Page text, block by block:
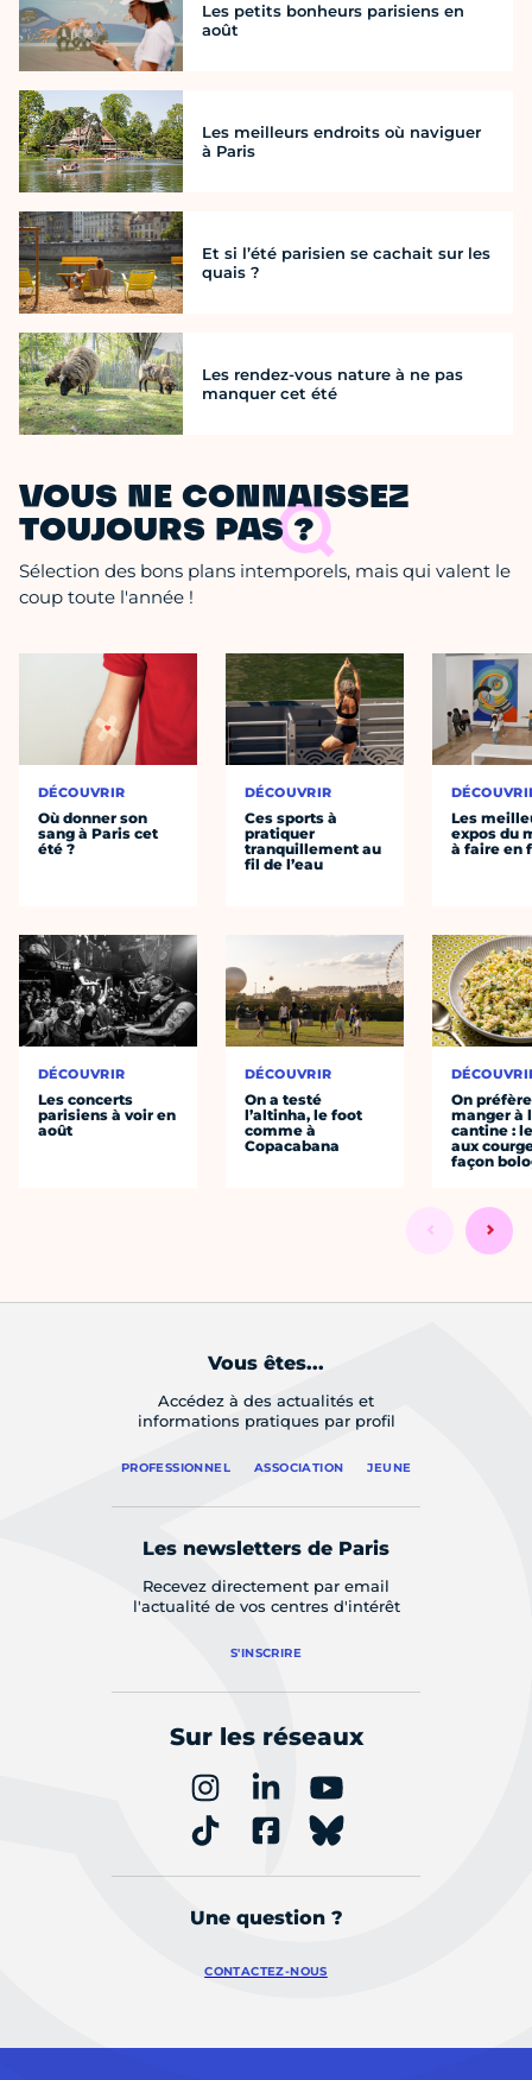
Les petits bonheurs parisiens en
août
Les meilleurs endroits où naviguer
à Paris
Et si l’été parisien se cachait sur les
quais ?
Les rendez-vous nature à ne pas
manquer cet été
VOUS NE CONNAISSEZ
TOUJOURS PAS ?
Sélection des bons plans intemporels, mais qui valent le
coup toute l'année !
DÉCOUVRIR
Où donner son
sang à Paris cet
été ?
DÉCOUVRIR
Les concerts
parisiens à voir en
août
DÉCOUVRIR
Ces sports à
pratiquer
tranquillement au
fil de l’eau
DÉCOUVRIR
On a testé
l’altinha, le foot
comme à
Copacabana
Les
expos du
à faire en
On préfère
manger à
cantine :
aux
façon
Vous êtes...
Accédez à des actualités et
informations pratiques par profil
PROFESSIONNEL ASSOCIATION JEUNE
Les newsletters de Paris
Recevez directement par email
l'actualité de vos centres d'intérêt
S'INSCRIRE
Sur les réseaux
Une question ?
CONTACTEZ-NOUS